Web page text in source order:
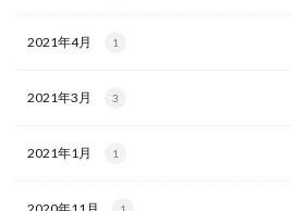
2021年4月 1
2021年3月 3
2021年1月 1